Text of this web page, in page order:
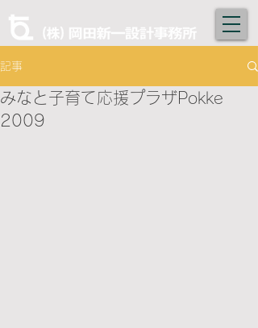
記事
みなと子育て応援プラザPokke
2009